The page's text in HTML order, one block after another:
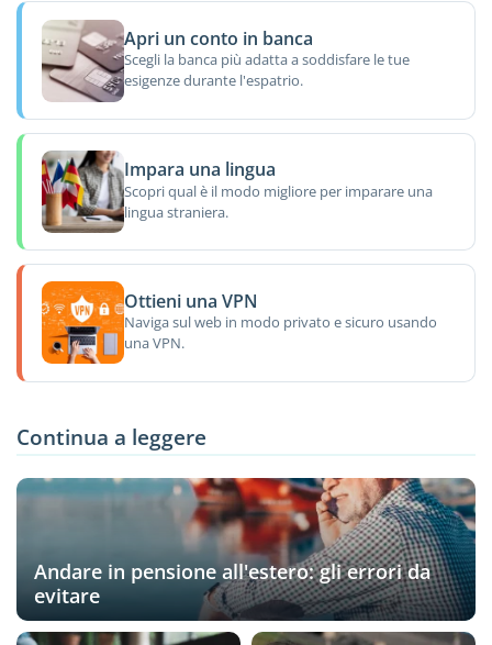
Apri un conto in banca
Scegli la banca più adatta a soddisfare le tue
esigenze durante l'espatrio.
Impara una lingua
Scopri qual è il modo migliore per imparare una
lingua straniera.
Ottieni una VPN
Naviga sul web in modo privato e sicuro usando
una VPN.
Continua a leggere
Andare in pensione all'estero: gli errori da
evitare